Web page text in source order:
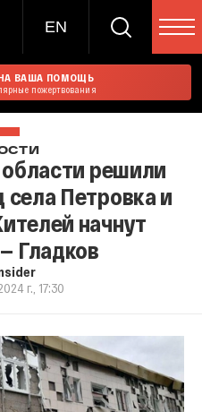
EN
ВАША ПОМОЩЬ
пожертвования
решили
села Петровка и
начнут
Гладков
г., 17:30